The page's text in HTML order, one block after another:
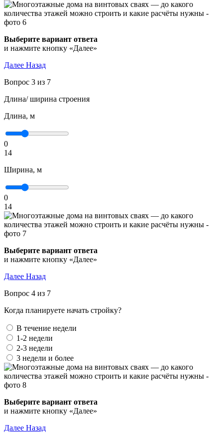
Выберите вариант ответа
и нажмите кнопку «Далее»
Далее Назад
Вопрос 3 из 7
Длина/ ширина строения
Длина, м
0
14
Ширина, м
0
14
Выберите вариант ответа
и нажмите кнопку «Далее»
Далее Назад
Вопрос 4 из 7
Когда планируете начать стройку?
В течение недели
1-2 недели
2-3 недели
3 недели и более
Выберите вариант ответа
и нажмите кнопку «Далее»
Далее Назад